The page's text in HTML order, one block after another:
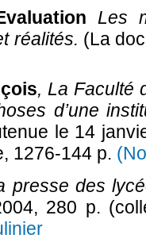
Les
réalités. (La
, La Faculté
d’une
le 14
1276-144 p.
presse des
280 p.